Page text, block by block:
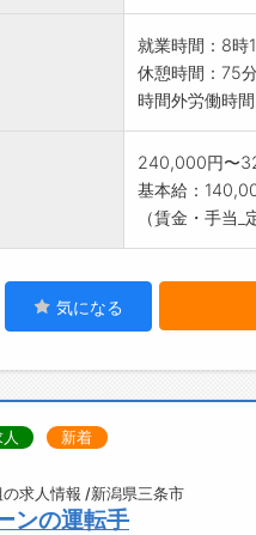
就業時間：8時
休憩時間：75
時間外労働時
240,000円〜
基本給：
（賃金・手当
気になる
新着
求人情報 /新潟県三条市
ンの運転手